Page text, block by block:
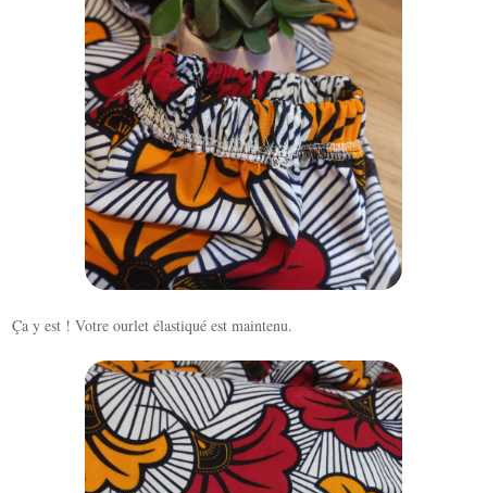
Ça y est ! Votre ourlet élastiqué est maintenu.